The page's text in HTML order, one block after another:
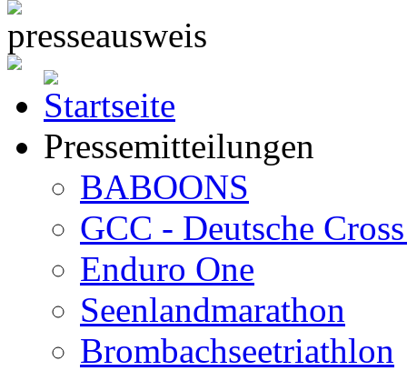
Pressemitteilungen
BABOONS
GCC - Deutsche
Enduro One
Seenlandmarathon
Brombachseetriathlon